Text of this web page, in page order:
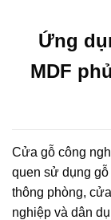
Ứng
MDF
Cửa gỗ công
quen sử dụng
thông phòng,
nghiệp và dân